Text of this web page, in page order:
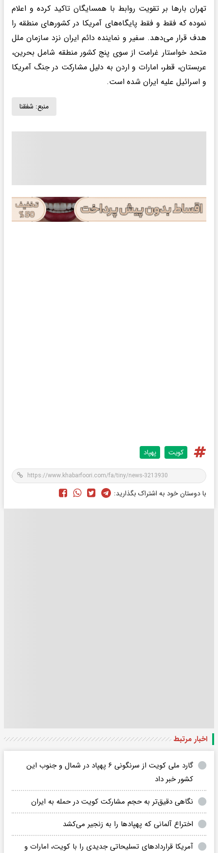
تهران بارها بر تقویت روابط با همسایگان تاکید کرده و اعلام
نموده که فقط و فقط پایگاه‌های آمریکا در کشورهای منطقه را
هدف قرار می‌دهد. سفیر و نماینده دائم ایران نزد سازمان ملل
متحد خواستار غرامت از سوی پنج کشور منطقه شامل بحرین،
عربستان، قطر، امارات و اردن به دلیل مشارکت در جنگ آمریکا
و اسرائیل علیه ایران شده است.
منبع: شفقنا
کویت پهپاد
با دوستان خود به اشتراک بگذارید:
اخبار مرتبط
گارد ملی کویت از سرنگونی ۶ پهپاد در شمال و جنوب این
کشور خبر داد
نگاهی دقیق‌تر به حجم مشارکت کویت در حمله به ایران
اختراع آلمانی که پهپادها را به زنجیر می‌کشد
آمریکا قراردادهای تسلیحاتی جدیدی را با کویت، امارات و